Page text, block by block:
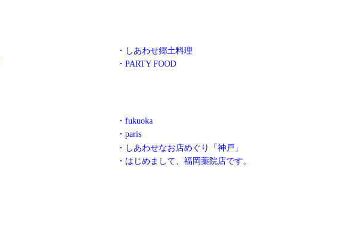
・しあわせ郷土料理
・PARTY FOOD
・fukuoka
・paris
・しあわせなお店めぐり「神戸」
・はじめまして、福岡薬院店です。